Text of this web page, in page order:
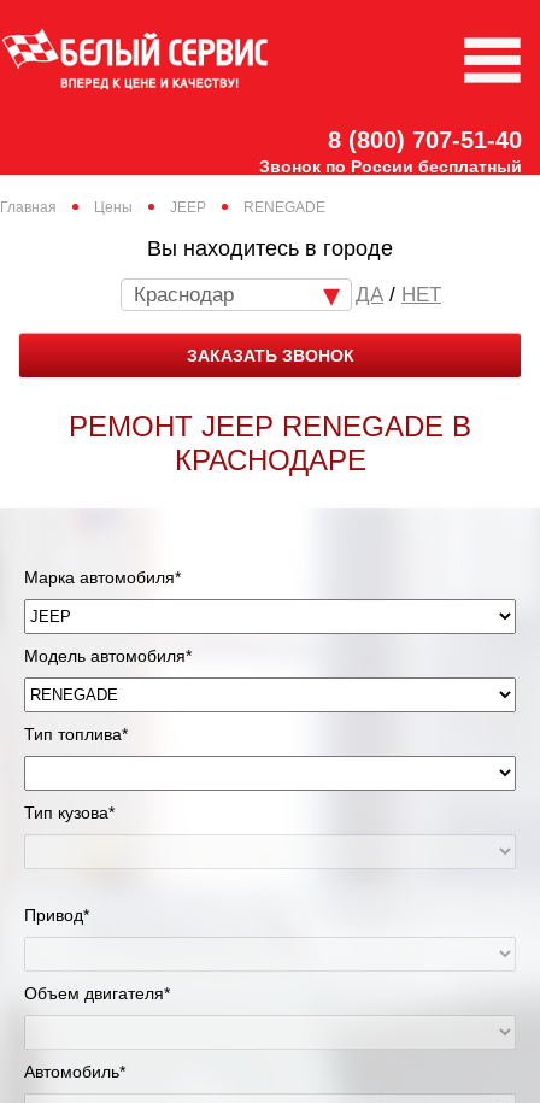
8 (800) 707-51-40
Звонок по России бесплатный
Главная Цены JEEP RENEGADE
Вы находитесь в городе
Краснодар / НЕТ
ЗАКАЗАТЬ ЗВОНОК
РЕМОНТ JEEP RENEGADE В
КРАСНОДАРЕ
Марка автомобиля*
Модель автомобиля*
Тип топлива*
Тип кузова*
Привод*
Объем двигателя*
Автомобиль*